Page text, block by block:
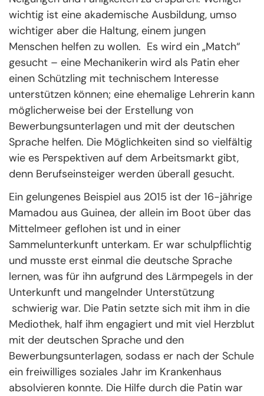
wichtig ist eine akademische Ausbildung, umso
wichtiger aber die Haltung, einem jungen
Menschen helfen zu wollen. Es wird ein „Match“
gesucht – eine Mechanikerin wird als Patin eher
einen Schützling mit technischem Interesse
unterstützen können; eine ehemalige Lehrerin kann
möglicherweise bei der Erstellung von
Bewerbungsunterlagen und mit der deutschen
Sprache helfen. Die Möglichkeiten sind so vielfältig
wie es Perspektiven auf dem Arbeitsmarkt gibt,
denn Berufseinsteiger werden überall gesucht.
Ein gelungenes Beispiel aus 2015 ist der 16-jährige
Mamadou aus Guinea, der allein im Boot über das
Mittelmeer geflohen ist und in einer
Sammelunterkunft unterkam. Er war schulpflichtig
und musste erst einmal die deutsche Sprache
lernen, was für ihn aufgrund des Lärmpegels in der
Unterkunft und mangelnder Unterstützung
schwierig war. Die Patin setzte sich mit ihm in die
Mediothek, half ihm engagiert und mit viel Herzblut
mit der deutschen Sprache und den
Bewerbungsunterlagen, sodass er nach der Schule
ein freiwilliges soziales Jahr im Krankenhaus
absolvieren konnte. Die Hilfe durch die Patin war